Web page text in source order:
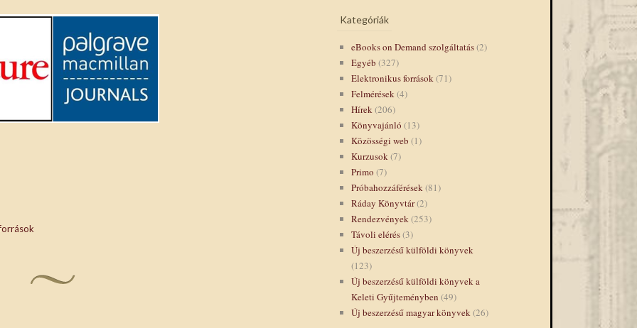
Kategóriák
eBooks on Demand szolgáltatás(2)
Egyéb (327)
Elektronikus források(71)
Felmérések(4)
Hírek(206)
Könyvajánló (13)
Közösségi web (1)
Kurzusok(7)
Primo (7)
Próbahozzáférések(81)
Ráday Könyvtár(2)
Rendezvények(253)
Távoli elérés(3)
Új beszerzésű külföldi könyvek
(123)
Új beszerzésű külföldi könyvek a
Keleti Gyűjteményben (49)
Új beszerzésű magyar könyvek(26)